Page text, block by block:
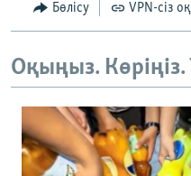
Бөлісу VPN-сіз
Оқыңыз.